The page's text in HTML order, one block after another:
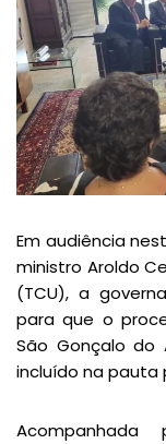
Em audiência
ministro Aroldo
(TCU), a
para que o
São Gonçalo do
incluído na pauta